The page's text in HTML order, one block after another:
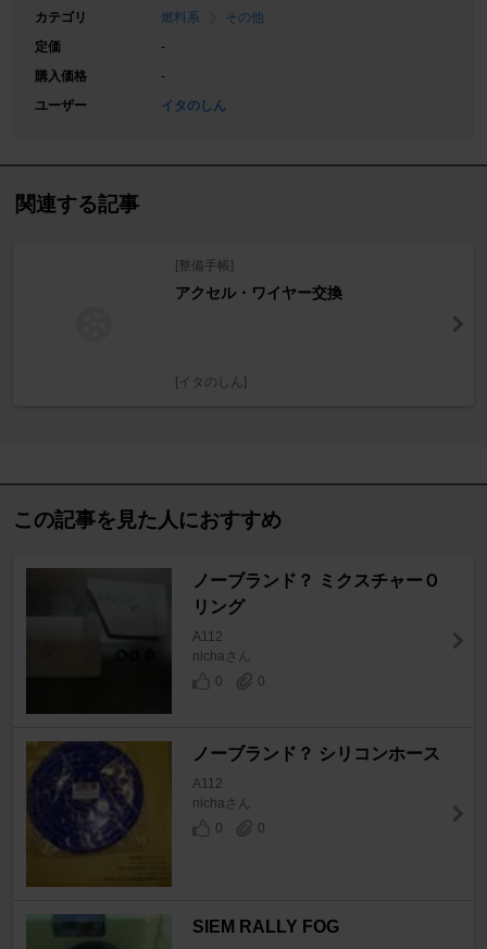
カテゴリ
燃料系
その他
定価
-
購入価格
-
ユーザー
イタのしん
関連する記事
[整備手帳]
アクセル・ワイヤー交換
[イタのしん]
この記事を見た人におすすめ
ノーブランド？ ミクスチャーＯ
リング
A112
nichaさん
0
0
ノーブランド？ シリコンホース
A112
nichaさん
0
0
SIEM RALLY FOG